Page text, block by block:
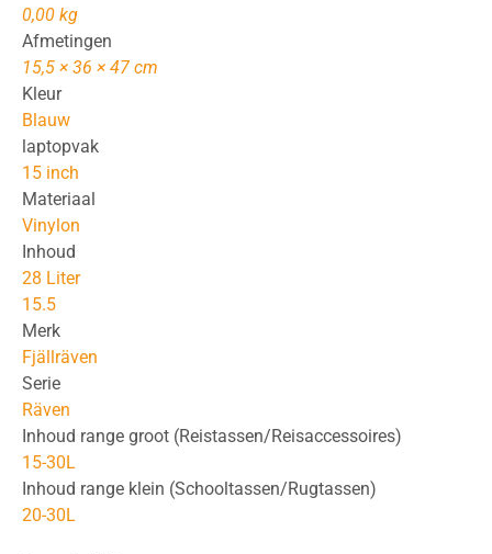
0,00 kg
Afmetingen
15,5 × 36 × 47 cm
Kleur
Blauw
laptopvak
15 inch
Materiaal
Vinylon
Inhoud
28 Liter
15.5
Merk
Fjällräven
Serie
Räven
Inhoud range groot (Reistassen/Reisaccessoires)
15-30L
Inhoud range klein (Schooltassen/Rugtassen)
20-30L